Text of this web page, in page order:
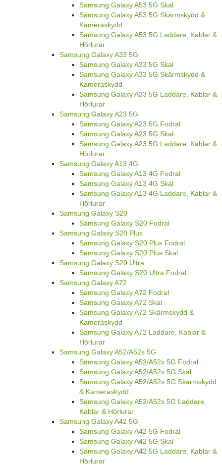
Samsung Galaxy A53 5G Skal
Samsung Galaxy A53 5G Skärmskydd &
Kameraskydd
Samsung Galaxy A53 5G Laddare, Kablar &
Hörlurar
Samsung Galaxy A33 5G
Samsung Galaxy A33 5G Skal
Samsung Galaxy A33 5G Skärmskydd &
Kameraskydd
Samsung Galaxy A33 5G Laddare, Kablar &
Hörlurar
Samsung Galaxy A23 5G
Samsung Galaxy A23 5G Fodral
Samsung Galaxy A23 5G Skal
Samsung Galaxy A23 5G Laddare, Kablar &
Hörlurar
Samsung Galaxy A13 4G
Samsung Galaxy A13 4G Fodral
Samsung Galaxy A13 4G Skal
Samsung Galaxy A13 4G Laddare, Kablar &
Hörlurar
Samsung Galaxy S20
Samsung Galaxy S20 Fodral
Samsung Galaxy S20 Plus
Samsung Galaxy S20 Plus Fodral
Samsung Galaxy S20 Plus Skal
Samsung Galaxy S20 Ultra
Samsung Galaxy S20 Ultra Fodral
Samsung Galaxy A72
Samsung Galaxy A72 Fodral
Samsung Galaxy A72 Skal
Samsung Galaxy A72 Skärmskydd &
Kameraskydd
Samsung Galaxy A72 Laddare, Kablar &
Hörlurar
Samsung Galaxy A52/A52s 5G
Samsung Galaxy A52/A52s 5G Fodral
Samsung Galaxy A52/A52s 5G Skal
Samsung Galaxy A52/A52s 5G Skärmskydd
& Kameraskydd
Samsung Galaxy A52/A52s 5G Laddare,
Kablar & Hörlurar
Samsung Galaxy A42 5G
Samsung Galaxy A42 5G Fodral
Samsung Galaxy A42 5G Skal
Samsung Galaxy A42 5G Laddare, Kablar &
Hörlurar